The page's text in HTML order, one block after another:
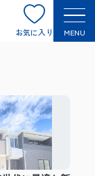
お気に入り MENU